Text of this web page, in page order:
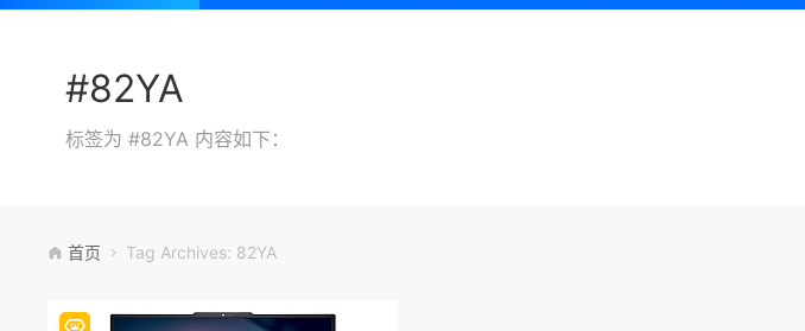
#82YA
标签为 #82YA 内容如下：
首页 Tag Archives: 82YA